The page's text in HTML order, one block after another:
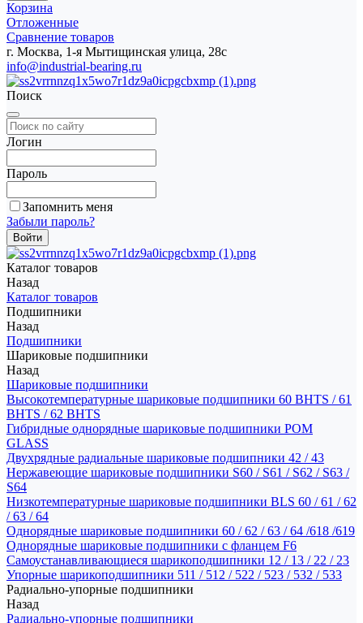
Корзина
Отложенные
Сравнение товаров
г. Москва, 1-я Мытищинская улица, 28с
info@industrial-bearing.ru
Поиск
Логин
Пароль
Запомнить меня
Забыли пароль?
Каталог товаров
Назад
Каталог товаров
Подшипники
Назад
Подшипники
Шариковые подшипники
Назад
Шариковые подшипники
Высокотемпературные шариковые подшипники 60 BHTS / 61
BHTS / 62 BHTS
Гибридные однорядные шариковые подшипники POM
GLASS
Двухрядные радиальные шариковые подшипники 42 / 43
Нержавеющие шариковые подшипники S60 / S61 / S62 / S63 /
S64
Низкотемпературные шариковые подшипники BLS 60 / 61 / 62
/ 63 / 64
Однорядные шариковые подшипники 60 / 62 / 63 / 64 /618 /619
Однорядные шариковые подшипники с фланцем F6
Самоустанавливающиеся шарикоподшипники 12 / 13 / 22 / 23
Упорные шарикоподшипники 511 / 512 / 522 / 523 / 532 / 533
Радиально-упорные подшипники
Назад
Радиально-упорные подшипники